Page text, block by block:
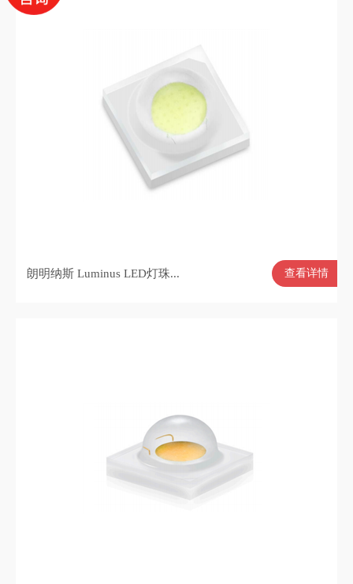
朗明纳斯 Luminus LED灯珠... 查看详情